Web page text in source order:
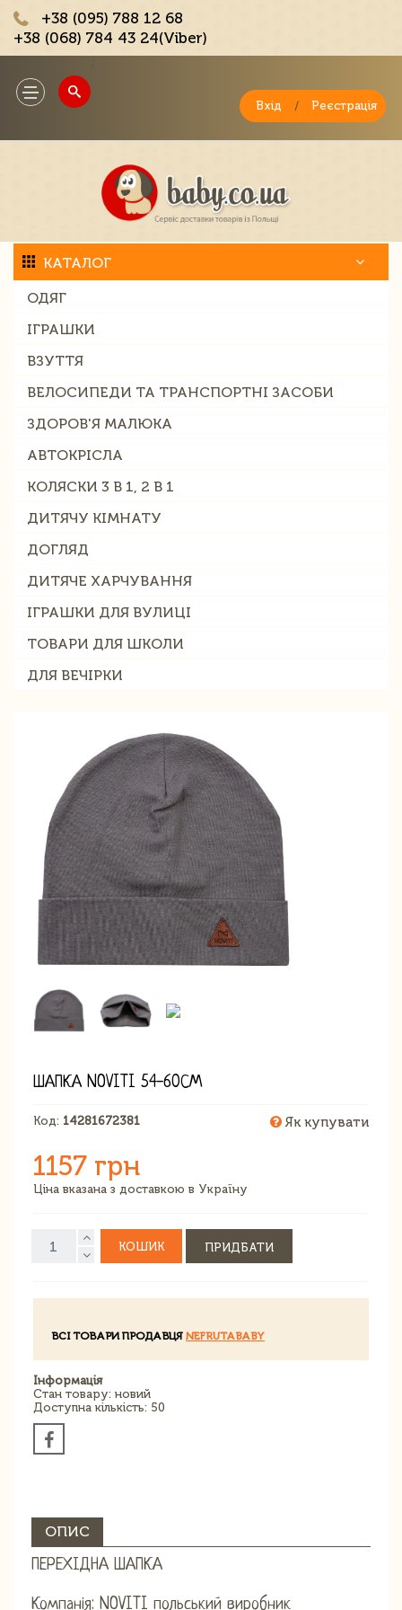
+38 (095) 788 12 68
+38 (068) 784 43 24(Viber)
Toggle
navigation
Вхід / Реєстрація
КАТАЛОГ
ОДЯГ
ІГРАШКИ
ВЗУТТЯ
ВЕЛОСИПЕДИ ТА ТРАНСПОРТНІ ЗАСОБИ
ЗДОРОВ'Я МАЛЮКА
АВТОКРІСЛА
КОЛЯСКИ 3 В 1, 2 В 1
ДИТЯЧУ КІМНАТУ
ДОГЛЯД
ДИТЯЧЕ ХАРЧУВАННЯ
ІГРАШКИ ДЛЯ ВУЛИЦІ
ТОВАРИ ДЛЯ ШКОЛИ
ДЛЯ ВЕЧІРКИ
ШАПКА NOVITI 54-60СМ
Код: 14281672381 Як купувати
1157 грн
Ціна вказана з доставкою в Україну
КОШИК ПРИДБАТИ
ВСІ ТОВАРИ ПРОДАВЦЯ NEFRUTABABY
Інформація
Стан товару: новий
Доступна кількість: 50
ОПИС
ПЕРЕХІДНА ШАПКА
Компанія: NOVITI польський виробник